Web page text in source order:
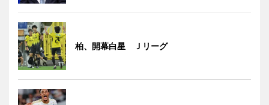
柏、開幕白星 Ｊリーグ